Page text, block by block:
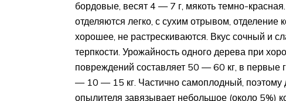
бордовые, весят 4 — 7 г, мякоть темно-
отделяются легко, с сухим отрывом, отделение
хорошее, не растрескиваются. Вкус сочный и
терпкости. Урожайность одного дерева при
повреждений составляет 50 — 60 кг, в первые
— 10 — 15 кг. Частично самоплодный, поэтому
опылителя завязывает небольшое (около 5%)